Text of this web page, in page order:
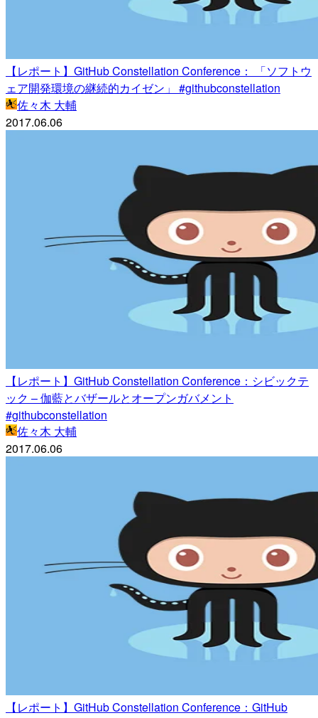
【レポート】GitHub Constellation Conference： 「ソフトウ
ェア開発環境の継続的カイゼン」 #githubconstellation
佐々木 大輔
2017.06.06
【レポート】GitHub Constellation Conference：シビックテ
ック – 伽藍とバザールとオープンガバメント
#githubconstellation
佐々木 大輔
2017.06.06
【レポート】GitHub Constellation Conference：GitHub